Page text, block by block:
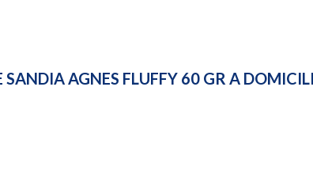
SANDIA AGNES FLUFFY 60 GR A